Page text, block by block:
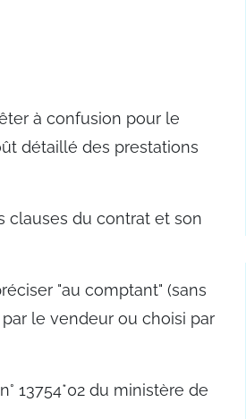
à confusion pour le
détaillé des prestations
clauses du contrat et son
"au comptant" (sans
le vendeur ou choisi par
13754*02 du ministère de